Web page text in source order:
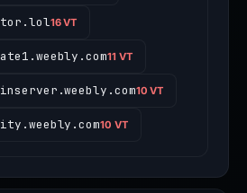
16 VT
11 VT
10 VT
10 VT